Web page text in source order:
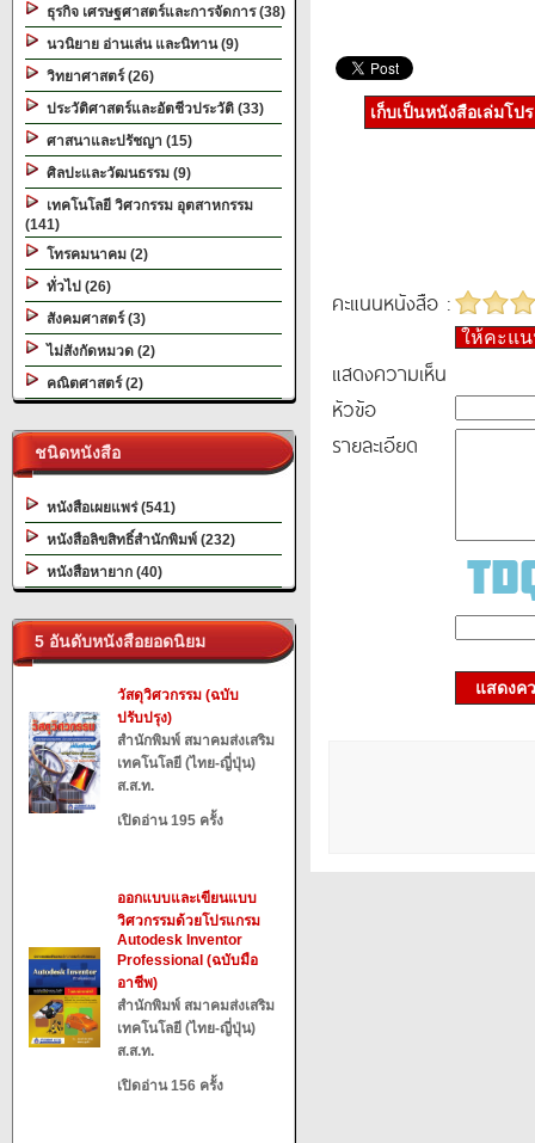
ธุรกิจ เศรษฐศาสตร์และการจัดการ (38)
นวนิยาย อ่านเล่น และนิทาน (9)
วิทยาศาสตร์ (26)
ประวัติศาสตร์และอัตชีวประวัติ (33)
ศาสนาและปรัชญา (15)
ศิลปะและวัฒนธรรม (9)
เทคโนโลยี วิศวกรรม อุตสาหกรรม
(141)
โทรคมนาคม (2)
ทั่วไป (26)
สังคมศาสตร์ (3)
ไม่สังกัดหมวด (2)
คณิตศาสตร์ (2)
ชนิดหนังสือ
หนังสือเผยแพร่ (541)
หนังสือลิขสิทธิ์สำนักพิมพ์ (232)
หนังสือหายาก (40)
5 อันดับหนังสือยอดนิยม
วัสดุวิศวกรรม (ฉบับ
ปรับปรุง)
สำนักพิมพ์ สมาคมส่งเสริม
เทคโนโลยี (ไทย-ญี่ปุ่น)
ส.ส.ท.
เปิดอ่าน 195 ครั้ง
ออกแบบและเขียนแบบ
วิศวกรรมด้วยโปรแกรม
Autodesk Inventor
Professional (ฉบับมือ
อาชีพ)
สำนักพิมพ์ สมาคมส่งเสริม
เทคโนโลยี (ไทย-ญี่ปุ่น)
ส.ส.ท.
เปิดอ่าน 156 ครั้ง
เก็บเป็นหนังสือเล่มโป
คะแนนหนังสือ :
ให้คะแ
แสดงความเห็น
หัวข้อ
รายละเอียด
แสดงค